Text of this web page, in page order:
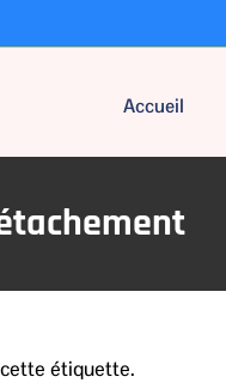
Accueil
cette étiquette.